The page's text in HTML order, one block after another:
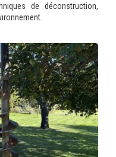
de déconstruction,